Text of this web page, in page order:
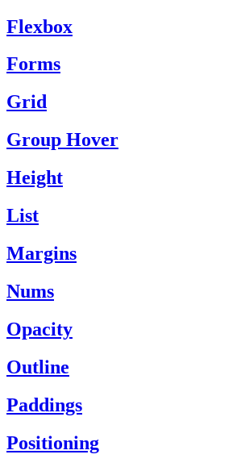
Flexbox
Forms
Grid
Group Hover
Height
List
Margins
Nums
Opacity
Outline
Paddings
Positioning